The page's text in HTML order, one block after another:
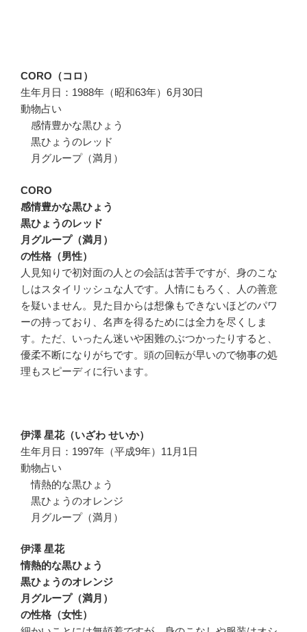
CORO（コロ）
生年月日：1988年（昭和63年）6月30日
動物占い
感情豊かな黒ひょう
黒ひょうのレッド
月グループ（満月）
CORO
感情豊かな黒ひょう
黒ひょうのレッド
月グループ（満月）
の性格（男性）
人見知りで初対面の人との会話は苦手ですが、身のこな
しはスタイリッシュな人です。人情にもろく、人の善意
を疑いません。見た目からは想像もできないほどのパワ
ーの持っており、名声を得るためには全力を尽くしま
す。ただ、いったん迷いや困難のぶつかったりすると、
優柔不断になりがちです。頭の回転が早いので物事の処
理もスピーディに行います。
伊澤 星花（いざわ せいか）
生年月日：1997年（平成9年）11月1日
動物占い
情熱的な黒ひょう
黒ひょうのオレンジ
月グループ（満月）
伊澤 星花
情熱的な黒ひょう
黒ひょうのオレンジ
月グループ（満月）
の性格（女性）